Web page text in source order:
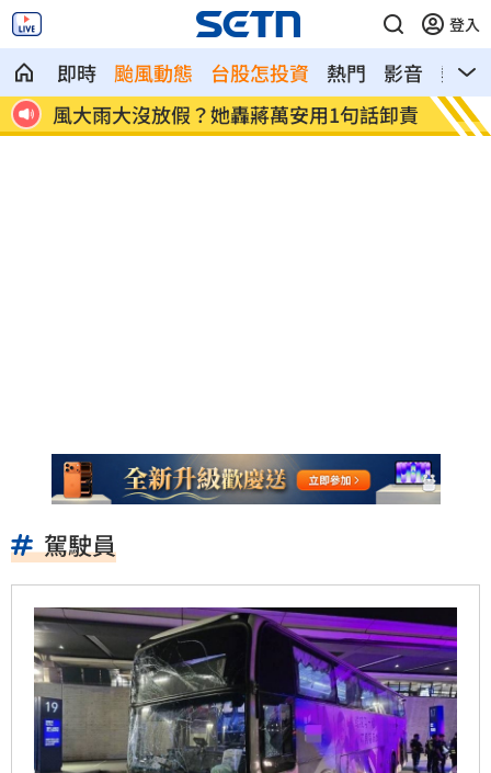
登入
即時 颱風動態 台股怎投資 熱門 影音
熱搜
責 白海豚沒陸警卻比巴威有感！氣象署曝關
鍵
金價1
多
駕駛員